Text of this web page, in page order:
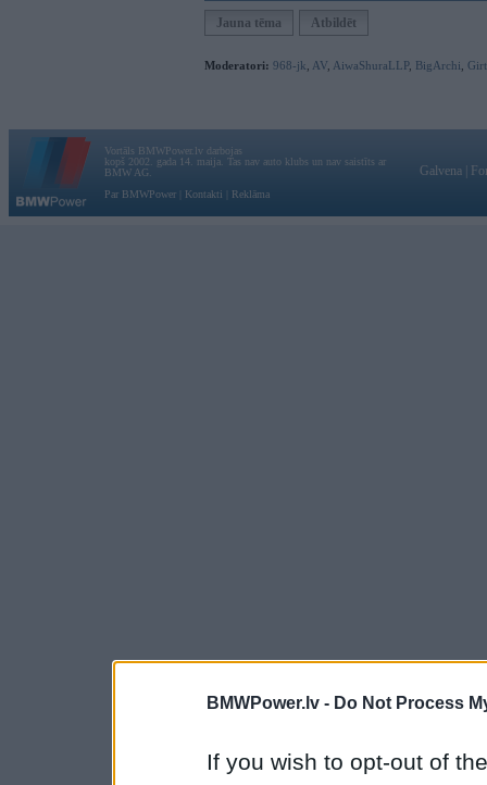
BMWPower.lv - Do Not Process
If you wish to opt-out of
Jauna tēma Atbildēt
Moderatori: 968-jk AV AiwaShuraLLP, BigArchi
Vortāls BMWPower.lv darbojas
kopš 2002. gada 14. maija. Tas nav auto klubs un nav saistīts ar
BMW AG.
Par BMWPower
Kontakti Reklāma
Galvena